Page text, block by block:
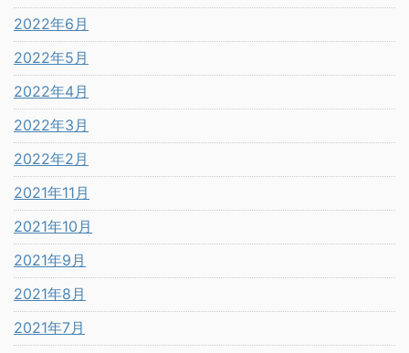
2022年6月
2022年5月
2022年4月
2022年3月
2022年2月
2021年11月
2021年10月
2021年9月
2021年8月
2021年7月